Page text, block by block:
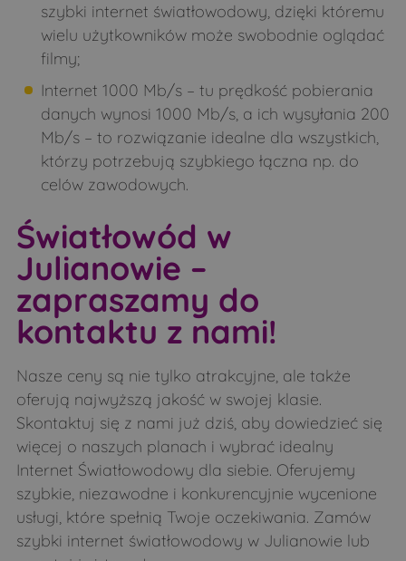
Stare Moczydły
Strabla
Szastały
Szczepany
Szczyty-Dzięciołowo
Szczyty-Nowodwory
Teremiski
Trzeszczkowo
Twarogi Lackie
Twarogi Ruskie
Twarogi-Trąbnica
Twarogi-Wypychy
Warpechy Stare
Werpol
Wilanowo
Wojeniec
Wólka Pietkowska
Wólka Zamkowa
Wypychy
Wysokie Mazowieckie
Wyszki
Zajęczniki
Zakrzewo
Załuskie Koronne
Zanie
szybki internet światłowodowy, dzięki któremu
wielu użytkowników może swobodnie oglądać
filmy;
Internet 1000 Mb/s – tu prędkość pobierania
danych wynosi 1000 Mb/s, a ich wysyłania 200
Mb/s – to rozwiązanie idealne dla wszystkich,
którzy potrzebują szybkiego łączna np. do
celów zawodowych.
Światłowód w
Julianowie –
zapraszamy do
kontaktu z nami!
Nasze ceny są nie tylko atrakcyjne, ale także
oferują najwyższą jakość w swojej klasie.
Skontaktuj się z nami już dziś, aby dowiedzieć się
więcej o naszych planach i wybrać idealny
Internet Światłowodowy dla siebie. Oferujemy
szybkie, niezawodne i konkurencyjnie wycenione
usługi, które spełnią Twoje oczekiwania. Zamów
szybki internet światłowodowy w Julianowie lub